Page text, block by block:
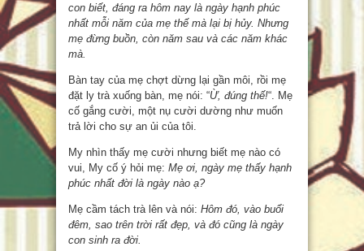
con biết, đáng ra hôm nay là ngày hạnh phúc
nhất mỗi năm của mẹ thế mà lại bị hủy. Nhưng
mẹ đừng buồn, còn năm sau và các năm khác
mà.
Bàn tay của mẹ chợt dừng lại gần môi, rồi mẹ
đặt ly trà xuống bàn, mẹ nói: “Ừ, đúng thế!“. Mẹ
cố gắng cười, một nụ cười dường như muốn
trả lời cho sự an ủi của tôi.
My nhìn thấy mẹ cười nhưng biết mẹ nào có
vui, My cố ý hỏi mẹ: Mẹ ơi, ngày mẹ thấy hạnh
phúc nhất đời là ngày nào ạ?
Mẹ cầm tách trà lên và nói: Hôm đó, vào buổi
đêm, sao trên trời rất đẹp, và đó cũng là ngày
con sinh ra đời.